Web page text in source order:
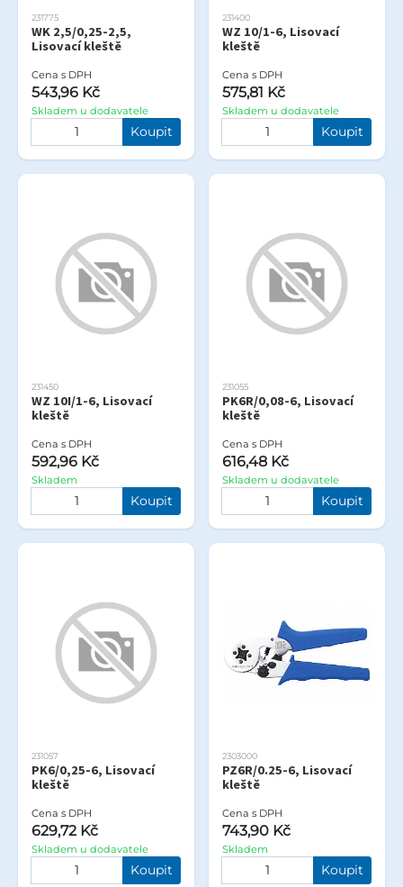
231775
WK 2,5/0,25-2,5,
Lisovací kleště
Cena s DPH
543,96 Kč
Skladem u dodavatele
Koupit
231400
WZ 10/1-6, Lisovací
kleště
Cena s DPH
575,81 Kč
Skladem u dodavatele
Koupit
231450
WZ 10I/1-6, Lisovací
kleště
Cena s DPH
592,96 Kč
Skladem
Koupit
231055
PK6R/0,08-6, Lisovací
kleště
Cena s DPH
616,48 Kč
Skladem u dodavatele
Koupit
231057
PK6/0,25-6, Lisovací
kleště
Cena s DPH
629,72 Kč
Skladem u dodavatele
Koupit
2303000
PZ6R/0.25-6, Lisovací
kleště
Cena s DPH
743,90 Kč
Skladem
Koupit